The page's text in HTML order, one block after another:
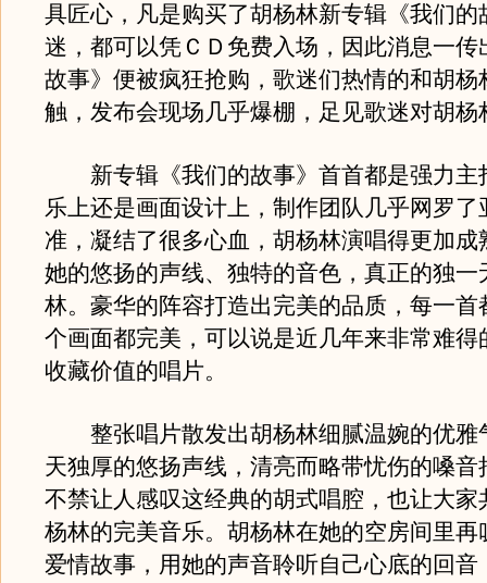
具匠心，凡是购买了胡杨林新专辑《我们的
迷，都可以凭ＣＤ免费入场，因此消息一传
故事》便被疯狂抢购，歌迷们热情的和胡杨
触，发布会现场几乎爆棚，足见歌迷对胡杨
新专辑《我们的故事》首首都是强力主
乐上还是画面设计上，制作团队几乎网罗了
准，凝结了很多心血，胡杨林演唱得更加成
她的悠扬的声线、独特的音色，真正的独一
林。豪华的阵容打造出完美的品质，每一首
个画面都完美，可以说是近几年来非常难得
收藏价值的唱片。
整张唱片散发出胡杨林细腻温婉的优雅
天独厚的悠扬声线，清亮而略带忧伤的嗓音
不禁让人感叹这经典的胡式唱腔，也让大家
杨林的完美音乐。胡杨林在她的空房间里再
爱情故事，用她的声音聆听自己心底的回音